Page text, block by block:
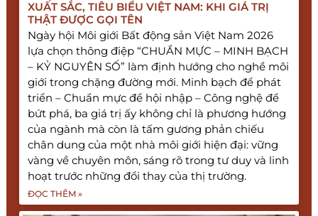
XUẤT SẮC, TIÊU BIỂU VIỆT NAM: KHI GIÁ TRỊ
THẬT ĐƯỢC GỌI TÊN
Ngày hội Môi giới Bất động sản Việt Nam 2026
lựa chọn thông điệp “CHUẨN MỰC – MINH BẠCH
– KỶ NGUYÊN SỐ” làm định hướng cho nghề môi
giới trong chặng đường mới. Minh bạch để phát
triển – Chuẩn mực để hội nhập – Công nghệ để
bứt phá, ba giá trị ấy không chỉ là phương hướng
của ngành mà còn là tấm gương phản chiếu
chân dung của một nhà môi giới hiện đại: vững
vàng về chuyên môn, sáng rõ trong tư duy và linh
hoạt trước những đổi thay của thị trường.
ĐỌC THÊM »